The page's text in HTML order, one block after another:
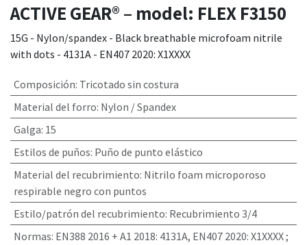
ACTIVE GEAR® – model: FLEX F3150
15G - Nylon/spandex - Black breathable microfoam nitrile
with dots - 4131A - EN407 2020: X1XXXX
Composición: Tricotado sin costura
Material del forro: Nylon / Spandex
Galga: 15
Estilos de puños: Puño de punto elástico
Material del recubrimiento: Nitrilo foam microporoso
respirable negro con puntos
Estilo/patrón del recubrimiento: Recubrimiento 3/4
Normas: EN388 2016 + A1 2018: 4131A, EN407 2020: X1XXXX ;